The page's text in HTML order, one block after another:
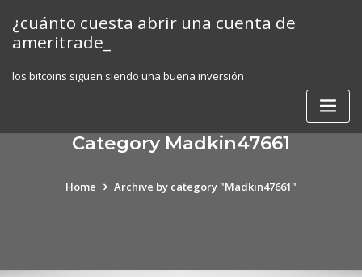
content
¿cuánto cuesta abrir una cuenta de
ameritrade_
los bitcoins siguen siendo una buena inversión
Category Madkin47661
Home Archive by category "Madkin47661"